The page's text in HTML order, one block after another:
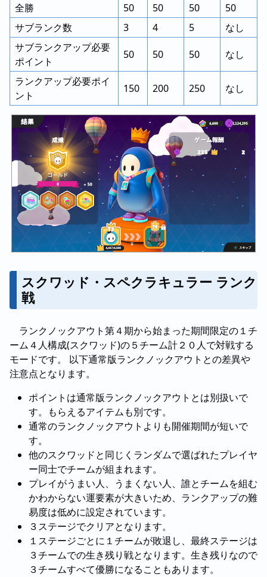
全勝
50 50 50
50
サブランク数
3 4 5
なし
サブランクアップ必要
ポイント
50 50 50 なし
ランクアップ必要ポイ
ント
150 200 250 なし
スクワッド・スペクラキュラー ランク
戦
ランクノックアウト第４期から始まった期間限定の１チ
ーム４人構成(スクワッド)の５チーム計２０人で対戦する
モードです。 以下通常版ランクノックアウトとの差異や
注意点となります。
ポイントは通常版ランクノックアウトとは別扱いで
す。もらえるアイテムも別です。
通常のランクノックアウトよりも開催期間が短いで
す。
他のスクワッドと同じくランダムで選ばれたプレイヤ
ー同士でチームが組まれます。
プレイがうまい人、うまくない人、誰とチームを組む
かわからない運要素が大きいため、ランクアップの難
易度は低めに設定されています。
３ステージでクリアとなります。
１ステージごとに１チームが敗退し、最終ステージは
３チームでの生き残り戦となります。生き残りなので
３チームすべて優勝になることもあります。